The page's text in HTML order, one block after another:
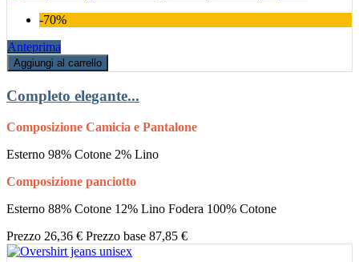
-70%
Anteprima
Aggiungi al carrello
Completo elegante...
Composizione Camicia e Pantalone
Esterno 98% Cotone 2% Lino
Composizione panciotto
Esterno 88% Cotone 12% Lino Fodera 100% Cotone
Prezzo 26,36 € Prezzo base 87,85 €